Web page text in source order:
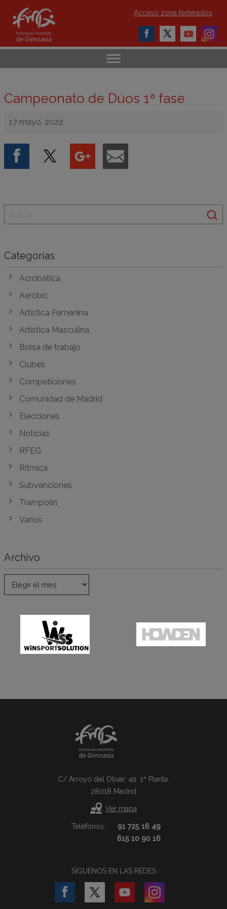
Acceso zona federados
Campeonato de Dúos 1ª fase
17 mayo, 2022
Categorías
Acrobática
Aeróbic
Artística Femenina
Artística Masculina
Bolsa de trabajo
Clubes
Competiciones
Comunidad de Madrid
Elecciones
Noticias
RFEG
Rítmica
Subvenciones
Trampolín
Varios
Archivo
C/ Arroyo del Olivar, 49. 1ª Planta.
28018 Madrid
Ver mapa
Teléfonos:
91 725 16 49
615 10 90 16
SÍGUENOS EN LAS REDES